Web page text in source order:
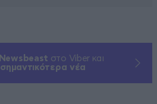
Newsbeast στο Viber και
σημαντικότερα νέα